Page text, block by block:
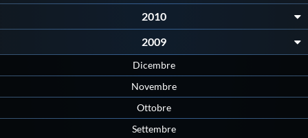
Qualità
2010
2009
Dicembre
Novembre
Ottobre
Settembre